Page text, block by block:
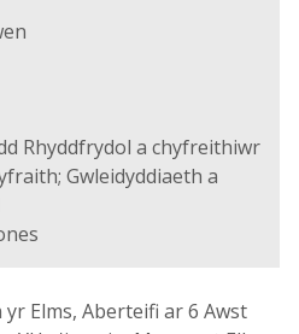
Rhyddfrydol a chyfreithiwr
Gwleidyddiaeth a
Elms, Aberteifi ar 6 Awst